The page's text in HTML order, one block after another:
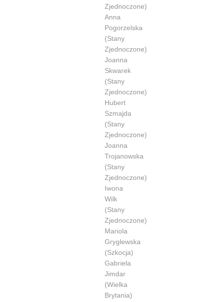
Zjednoczone)
Anna
Pogorzelska
(Stany
Zjednoczone)
Joanna
Skwarek
(Stany
Zjednoczone)
Hubert
Szmajda
(Stany
Zjednoczone)
Joanna
Trojanowska
(Stany
Zjednoczone)
Iwona
Wilk
(Stany
Zjednoczone)
Mariola
Gryglewska
(Szkocja)
Gabriela
Jimdar
(Wielka
Brytania)